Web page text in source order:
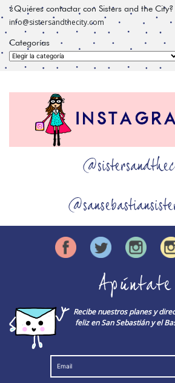
¿Quiéres contactar con Sisters and the City?
info@sistersandthecity.com
Categorías
Categorías
Apúntate
Recibe nuestros planes y
feliz en San Sebastián y el